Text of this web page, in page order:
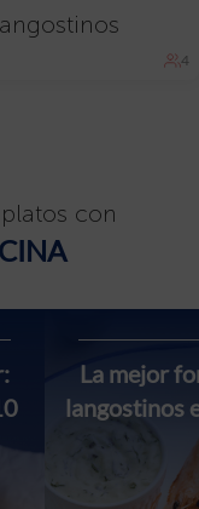
4
con
La mejor
langostinos